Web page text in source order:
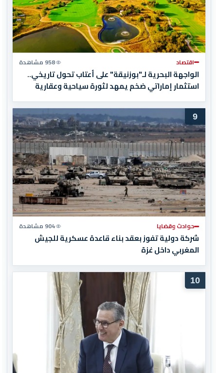
اقتصاد 958 مشاهدة
الواجهة البحرية لـ"بوزنيقة" على أعتاب تحول تاريخي..
استثمار إماراتي ضخم يمهد لثورة سياحية وعقارية
9
حوادث وقضايا 904 مشاهدة
شركة دولية تفوز بعقد بناء قاعدة عسكرية للجيش
المغربي داخل غزة
10